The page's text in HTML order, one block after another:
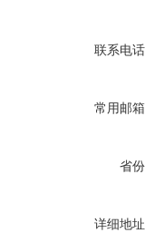
联系电
常用邮
省
详细地